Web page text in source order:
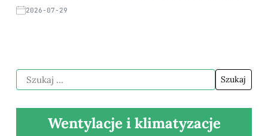
2026-07-29
Wentylacje i klimatyzacje